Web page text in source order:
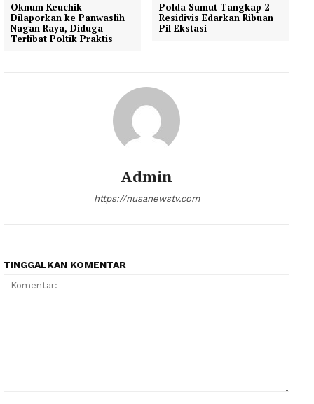
Oknum Keuchik
Dilaporkan ke Panwaslih
Nagan Raya, Diduga
Terlibat Poltik Praktis
Polda Sumut Tangkap 2
Residivis Edarkan Ribuan
Pil Ekstasi
Admin
https://nusanewstv.com
TINGGALKAN KOMENTAR